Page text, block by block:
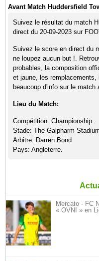
Avant Match Huddersfield
Suivez le résultat du match
direct du 20-09-2023 sur
Suivez le score en direct du
ne loupez aucun but !.
probables, la composition
et jaune, les
beaucoup d'info sur le match
Lieu du Match:
Compétition: Championship.
Stade: The Galpharm
Arbitre: Darren Bond
Pays: Angleterre.
Mercato - FC
« OVNI » en